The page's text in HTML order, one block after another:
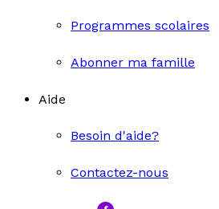
Programmes scolaires
Abonner ma famille
Aide
Besoin d'aide?
Contactez-nous